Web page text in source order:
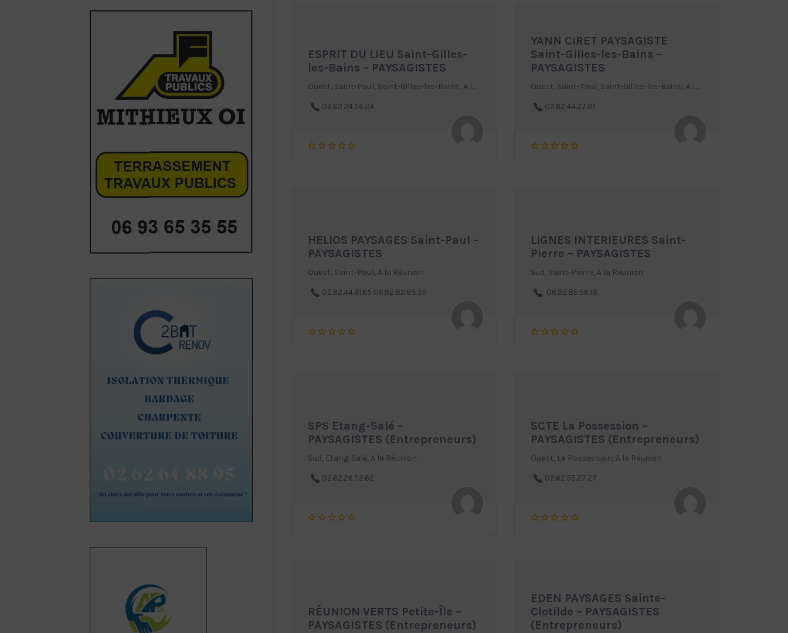
ESPRIT DU LIEU Saint-Gilles-
les-Bains – PAYSAGISTES
Ouest, Saint-Paul, Saint-Gilles-les-Bains, A la Réunion
02.62.24.56.24
YANN CIRET PAYSAGISTE
Saint-Gilles-les-Bains –
PAYSAGISTES
Ouest, Saint-Paul, Saint-Gilles-les-Bains, A la Réunion
02.62.44.27.81
HELIOS PAYSAGES Saint-Paul –
PAYSAGISTES
Ouest, Saint-Paul, A la Réunion
02.62.44.41.65 06.92.82.85.59
LIGNES INTERIEURES Saint-
Pierre – PAYSAGISTES
Sud, Saint-Pierre, A la Réunion
06.92.85.56.18
SPS Etang-Salé –
PAYSAGISTES (Entrepreneurs)
Sud, Etang-Salé, A la Réunion
02.62.26.52.62
SCTE La Possession –
PAYSAGISTES (Entrepreneurs)
Ouest, La Possession, A la Réunion
02.62.55.27.27
RÉUNION VERTS Petite-Île –
PAYSAGISTES (Entrepreneurs)
EDEN PAYSAGES Sainte-
Clotilde – PAYSAGISTES
(Entrepreneurs)